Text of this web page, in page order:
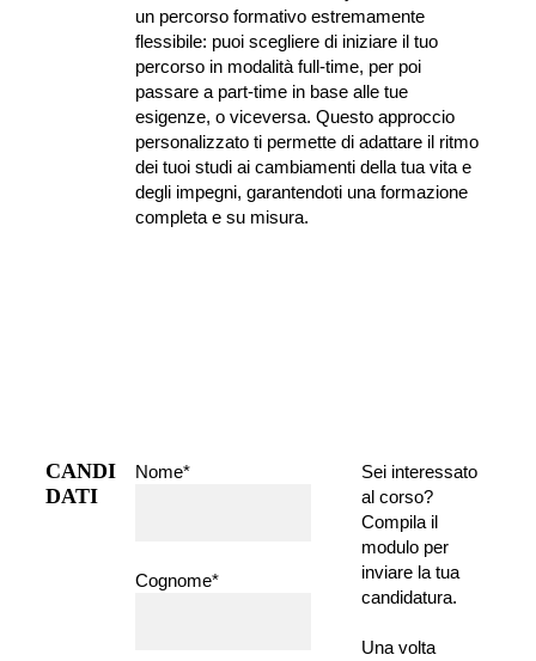
un percorso formativo estremamente
flessibile: puoi scegliere di iniziare il tuo
percorso in modalità full-time, per poi
passare a part-time in base alle tue
esigenze, o viceversa. Questo approccio
personalizzato ti permette di adattare il ritmo
dei tuoi studi ai cambiamenti della tua vita e
degli impegni, garantendoti una formazione
completa e su misura.
CANDI
DATI
Sei interessato
al corso?
Compila il
modulo per
inviare la tua
candidatura.
Una volta
Nome*
Cognome*